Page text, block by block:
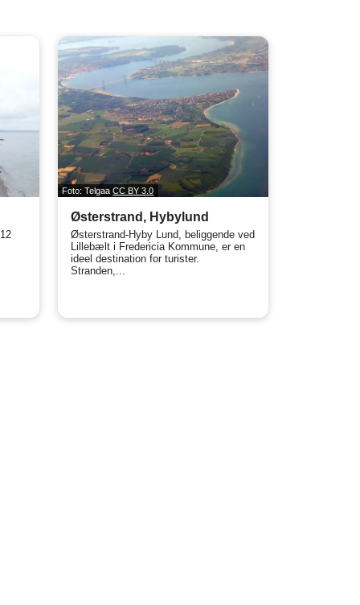
Foto: TelgaaCC BY 3.0
Østerstrand, Hybylund
Østerstrand-Hyby Lund, beliggende ved
Lillebælt i Fredericia Kommune, er en
ideel destination for turister.
Stranden,...